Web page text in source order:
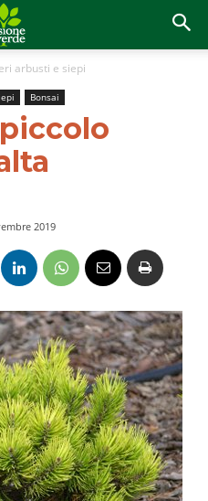
arbusti e siepi
Bonsai
2019